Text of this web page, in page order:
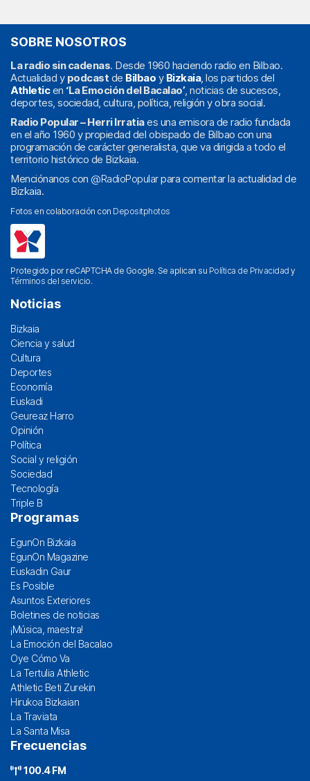
SOBRE NOSOTROS
La radio sin cadenas. Desde 1960 haciendo radio en Bilbao.
Actualidad y podcast de Bilbao y Bizkaia, los partidos del
Athleticen ‘La Emoción del Bacalao’, noticias de sucesos,
deportes, sociedad, cultura, política, religión y obra social.
Radio Popular – Herri Irratiaes una emisora de radio fundada
en el año 1960 y propiedad del obispado de Bilbao con una
programación de carácter generalista, que va dirigida a todo el
territorio histórico de Bizkaia.
Menciónanos con @RadioPopularpara comentar la actualidad de
Bizkaia.
Fotos en colaboración con Depositphotos
Protegido por reCAPTCHA de Google. Se aplican su Política de Privacidad y
Términos del servicio.
Noticias
Bizkaia
Ciencia y salud
Cultura
Deportes
Economía
Euskadi
Geureaz Harro
Opinión
Política
Social y religión
Sociedad
Tecnología
Triple B
Programas
EgunOn Bizkaia
EgunOn Magazine
Euskadin Gaur
Es Posible
Asuntos Exteriores
Boletines de noticias
¡Música, maestra!
La Emoción del Bacalao
Oye Cómo Va
La Tertulia Athletic
Athletic Beti Zurekin
Hirukoa Bizkaian
La Traviata
La Santa Misa
Frecuencias
100.4 FM